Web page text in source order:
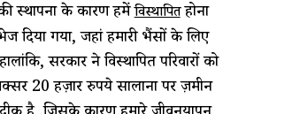
स्थापना के कारण हमेंविस्थापितहोना
दिया गया, जहां हमारी भैंसों के लिए
सरकार ने विस्थापित परिवारों को
20 हज़ार रुपये सालाना पर ज़मीन